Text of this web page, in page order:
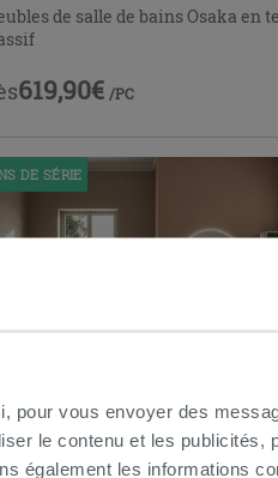
pour vous envoyer des
le contenu et les publicités,
également les informations
de salle de bains Osaka en
619,90€ /PC
DE SÉRIE
salle de bains série Lerici